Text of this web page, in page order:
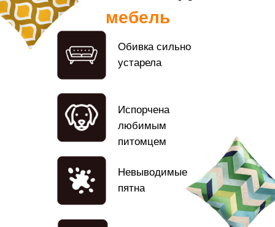
мебель
Испорчена
любимым
питомцем
Обивка сильно
устарела
Невыводимые
пятна